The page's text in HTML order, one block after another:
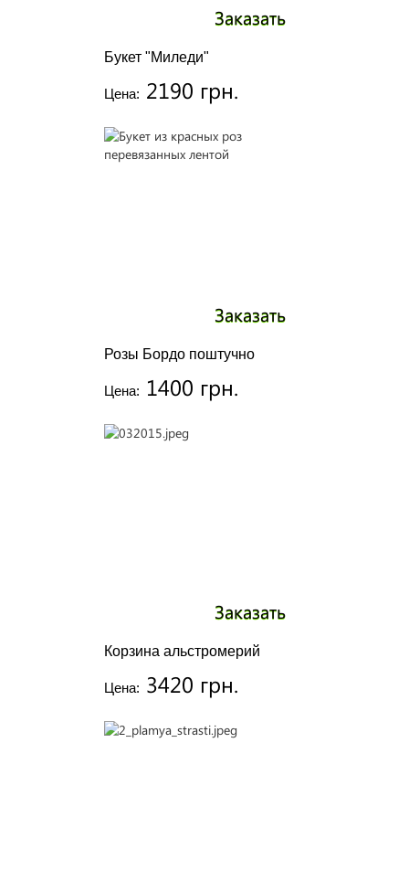
Букет "Миледи"
Цена: 2190 грн.
Заказать
Розы Бордо поштучно
Цена: 1400 грн.
Заказать
Корзина альстромерий
Цена: 3420 грн.
Заказать